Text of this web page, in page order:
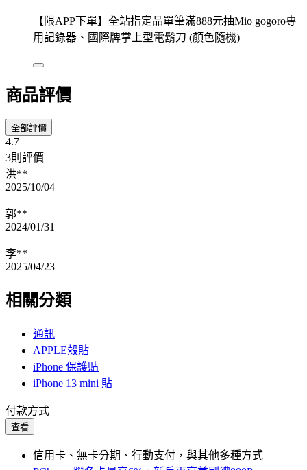
【限APP下單】全站指定品單筆滿888元抽Mio gogoro專
用記錄器、國際牌掌上型電鬍刀 (顏色隨機)
商品評價
全部評價
4.7
3則評價
洪**
2025/10/04
郭**
2024/01/31
李**
2025/04/23
相關分類
通訊
APPLE殼貼
iPhone 保護貼
iPhone 13 mini 貼
付款方式
查看
信用卡、無卡分期、行動支付，與其他多種方式